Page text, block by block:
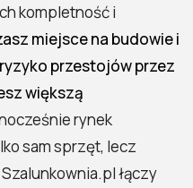
kompletność i
miejsce na budowie i
przestojów przez
większą
rynek
sam sprzęt, lecz
łączy